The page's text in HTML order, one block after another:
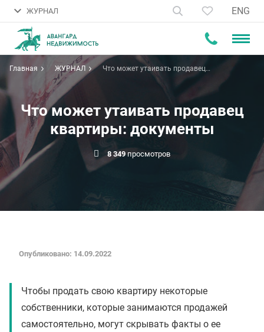
ЖУРНАЛ ENG
Главная ЖУРНАЛ
Что может утаивать продавец
квартиры: документы
Что может утаивать продавец
квартиры: документы
8 349просмотров
Опубликовано: 14.09.2022
Чтобы продать свою квартиру некоторые
собственники, которые занимаются продажей
самостоятельно, могут скрывать факты о ее